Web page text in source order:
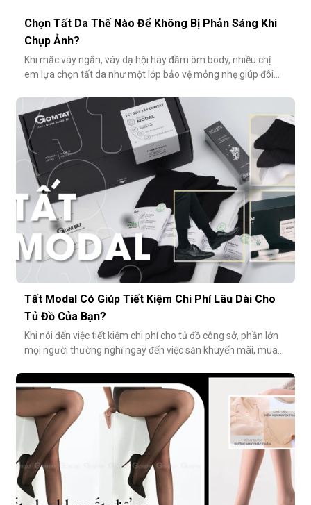
Chọn Tất Da Thế Nào Để Không Bị Phản Sáng Khi
Chụp Ảnh?
Khi mặc váy ngắn, váy dạ hội hay đầm ôm body, nhiều chị
em lựa chọn tất da như một lớp bảo vệ mỏng nhẹ giúp đôi
Tuy nhiên, không ít người gặp phải tình huống dở khóc dở
cười: đôi chân phản chiếu ánh sáng trắng loá trong ảnh, lộ rõ
lớp tất khiến
Tất Modal Có Giúp Tiết Kiệm Chi Phí Lâu Dài Cho
Tủ Đồ Của Bạn?
Khi nói đến việc tiết kiệm chi phí cho tủ đồ công sở, phần lớn
mọi người thường nghĩ ngay đến việc săn khuyến mãi, mua
cách tiết kiệm bền vững và tinh tế hơn rất nhiều: đầu tư vào
chất lượng từ những món nhỏ nhất. Cụ thể hơn, tất modal
không chỉ